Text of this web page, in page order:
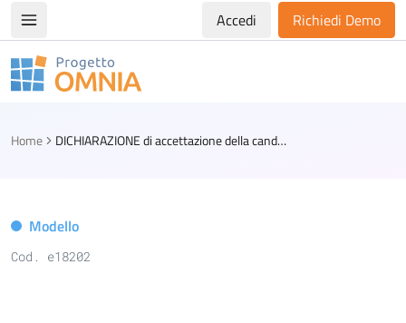
Apri/chiudi menù di navigazioneAccedi Richiedi Demo
Progetto Omnia
Home DICHIARAZIONE di accettazione della candidatura alla carica di sindaco - Comuni superiori a 15.000 abitanti
Modello
Cod. e18202